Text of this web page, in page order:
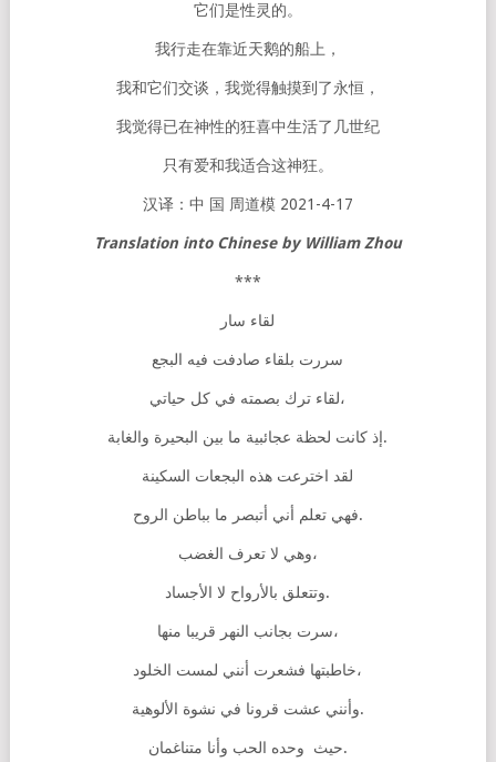
它们是性灵的。
我行走在靠近天鹅的船上，
我和它们交谈，我觉得触摸到了永恒，
我觉得已在神性的狂喜中生活了几世纪
只有爱和我适合这神狂。
汉译：中 国 周道模 2021-4-17
Translation into Chinese by William Zhou
***
لقاء سار
سررت بلقاء صادفت فيه البجع
لقاء ترك بصمته في كل حياتي،
إذ كانت لحظة عجائبية ما بين البحيرة والغابة.
لقد اخترعت هذه البجعات السكينة
فهي تعلم أني أتبصر ما بباطن الروح.
وهي لا تعرف الغضب،
وتتعلق بالأرواح لا الأجساد.
سرت بجانب النهر قريبا منها،
خاطبتها فشعرت أنني لمست الخلود،
وأنني عشت قرونا في نشوة الألوهية.
حيث وحده الحب وأنا متناغمان.